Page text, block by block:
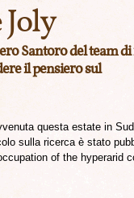
Santoro del team
il pensiero sul
questa estate in Sud
sulla ricerca è stato
of the hyperarid